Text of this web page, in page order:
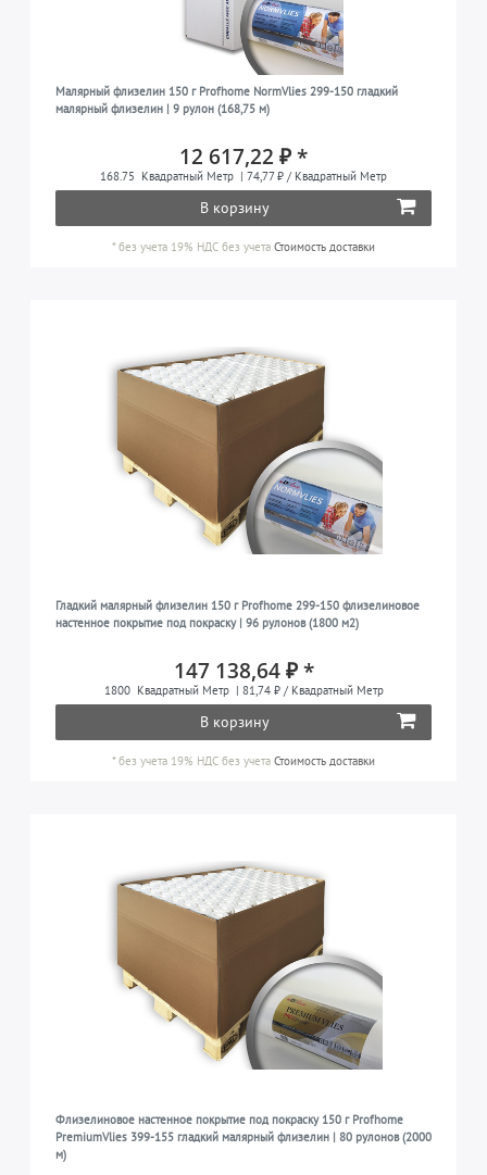
Малярный флизелин 150 г Profhome NormVlies 299-150 гладкий
малярный флизелин | 9 рулон (168,75 м)
12 617,22 ₽ *
168.75 Квадратный Метр | 74,77 ₽ / Квадратный Метр
В корзину
*без учета 19% НДС без учета Стоимость доставки
Гладкий малярный флизелин 150 г Profhome 299-150 флизелиновое
настенное покрытие под покраску | 96 рулонов (1800 м2)
147 138,64 ₽ *
1800 Квадратный Метр | 81,74 ₽ / Квадратный Метр
В корзину
*без учета 19% НДС без учета Стоимость доставки
Флизелиновое настенное покрытие под покраску 150 г Profhome
PremiumVlies 399-155 гладкий малярный флизелин | 80 рулонов (2000
м)